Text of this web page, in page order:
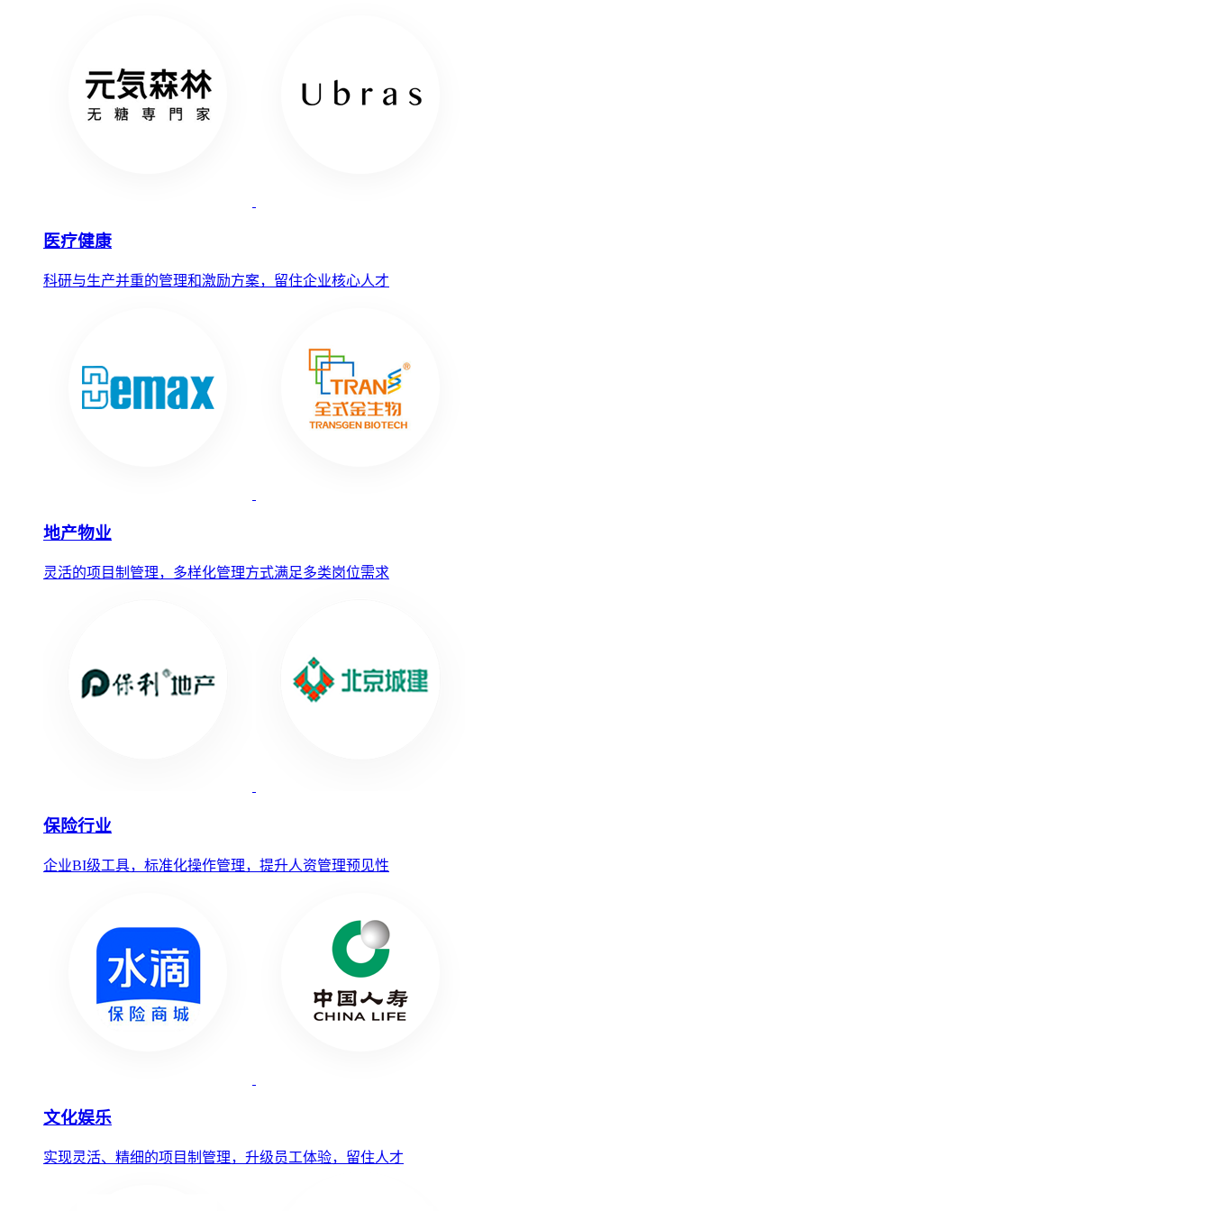
医疗健康
科研与生产并重的管理和激励方案，留住企业核心人才
地产物业
灵活的项目制管理，多样化管理方式满足多类岗位需求
保险行业
企业BI级工具，标准化操作管理，提升人资管理预见性
文化娱乐
实现灵活、精细的项目制管理，升级员工体验，留住人才